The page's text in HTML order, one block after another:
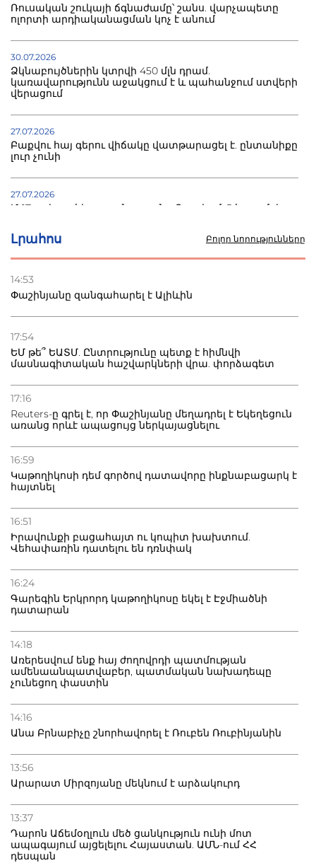
Լրահոս Բոլոր նորությունները
14:53
Փաշինյանը զանգահարել է Ալիևին
17:54
ԵՄ թե՞ ԵԱՏՄ. Ընտրությունը պետք է հիմնվի
մասնագիտական հաշվարկների վրա. փորձագետ
17:16
Reuters-ը գրել է, որ Փաշինյանը մեղադրել է Եկեղեցուն
առանց որևէ ապացույց ներկայացնելու
16:59
Կաթողիկոսի դեմ գործով դատավորը ինքնաբացարկ է
հայտնել
16:51
Իրավունքի բացահայտ ու կոպիտ խախտում.
Վեհափառին դատելու են դռնփակ
16:24
Գարեգին Երկրորդ կաթողիկոսը եկել է Էջմիածնի
դատարան
14:18
Առերեսվում ենք հայ ժողովրդի պատմության
ամենաանպատվաբեր, պատմական նախադեպը
չունեցող փաստին
14:16
Անա Բրնաբիչը շնորհավորել է Ռուբեն Ռուբինյանին
13:56
Արարատ Միրզոյանը մեկնում է արձակուրդ
13:37
Դարոն Աճեմօղլուն մեծ ցանկություն ունի մոտ
ապագայում այցելելու Հայաստան. ԱՄՆ-ում ՀՀ
դեսպան
Ռուսական շուկայի ճգնաժամը՝ շանս. վարչապետը
ոլորտի արդիականացման կոչ է անում
30.07.2026
Ձկնաբույծներին կտրվի 450 մլն դրամ.
կառավարությունն աջակցում է և պահանջում ստվերի
վերացում
27.07.2026
Բաքվու հայ գերու վիճակը վատթարացել է. ընտանիքը
լուր չունի
27.07.2026
Մ-17 աշխարհի առաջնությունը Բաքվում. 5 հայ ըմբիշ
22.07.2026
տուժածներ կան
21.07.2026
Դատվածություն ունեցող միգրանտներին կարգելվի
բնակվել Ռուսաստանում
20.07.2026
Բաքվի բանտից գեներալ Մանուկյանը դիմել է
Փաշինյանին